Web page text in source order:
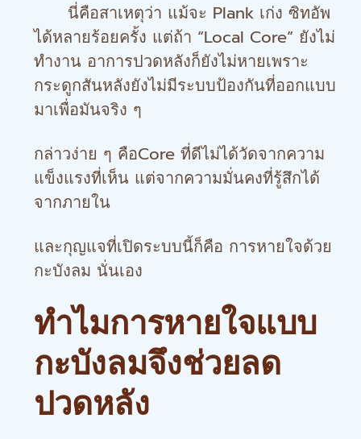
นี่คือสาเหตุว่า แม้จะ Plank เก่ง ซิทอัพ
ได้หลายร้อยครั้ง แต่ถ้า “Local Core” ยังไม่
ทำงาน อาการปวดหลังก็ยังไม่หายเพราะ
กระดูกสันหลังยังไม่มีระบบป้องกันที่ออกแบบ
มาเพื่อมันจริง ๆ
กล่าวง่าย ๆ คือCore ที่ดีไม่ได้วัดจากความ
แข็งแรงที่เห็น แต่จากความมั่นคงที่รู้สึกได้
จากภายใน
และกุญแจที่เปิดระบบนี้ก็คือ การหายใจด้วย
กะบังลม นั่นเอง
ทำไมการหายใจแบบ
กะบังลมจึงช่วยลด
ปวดหลัง